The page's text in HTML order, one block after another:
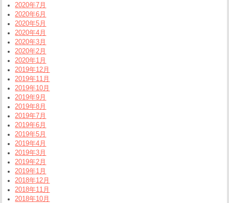
2020年7月
2020年6月
2020年5月
2020年4月
2020年3月
2020年2月
2020年1月
2019年12月
2019年11月
2019年10月
2019年9月
2019年8月
2019年7月
2019年6月
2019年5月
2019年4月
2019年3月
2019年2月
2019年1月
2018年12月
2018年11月
2018年10月